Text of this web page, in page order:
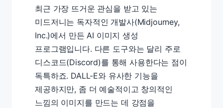
최근 가장 뜨거운 관심을 받고 있는
미드저니는 독자적인 개발사(Midjourney,
Inc.)에서 만든 AI 이미지 생성
프로그램입니다. 다른 도구와는 달리 주로
디스코드(Discord)를 통해 사용한다는 점이
독특하죠. DALL-E와 유사한 기능을
제공하지만, 좀 더 예술적이고 창의적인
느낌의 이미지를 만드는 데 강점을